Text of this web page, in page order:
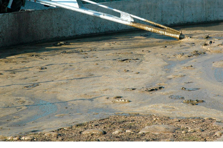
Slovenija
Lietuvių kalba
Česká republika
Srpski